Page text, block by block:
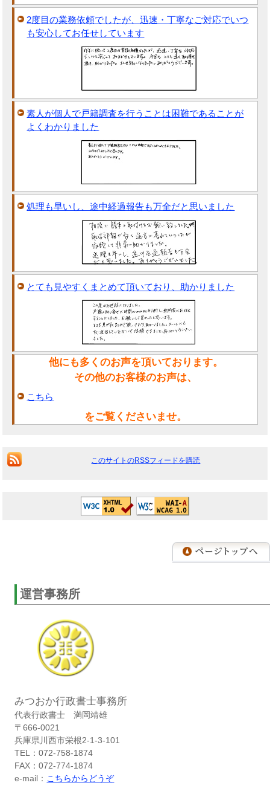
2度目の業務依頼でしたが、迅速・丁寧なご対応でいつ
も安心してお任せしています
素人が個人で戸籍調査を行うことは困難であることが
よくわかりました
処理も早いし、途中経過報告も万全だと思いました
とても見やすくまとめて頂いており、助かりました
他にも多くのお声を頂いております。
その他のお客様のお声は、
こちら
をご覧くださいませ。
このサイトのRSSフィードを購読
運営事務所
みつおか行政書士事務所
代表行政書士 満岡靖雄
〒666-0021
兵庫県川西市栄根2-1-3-101
TEL：072-758-1874
FAX：072-774-1874
e-mail： こちらからどうぞ